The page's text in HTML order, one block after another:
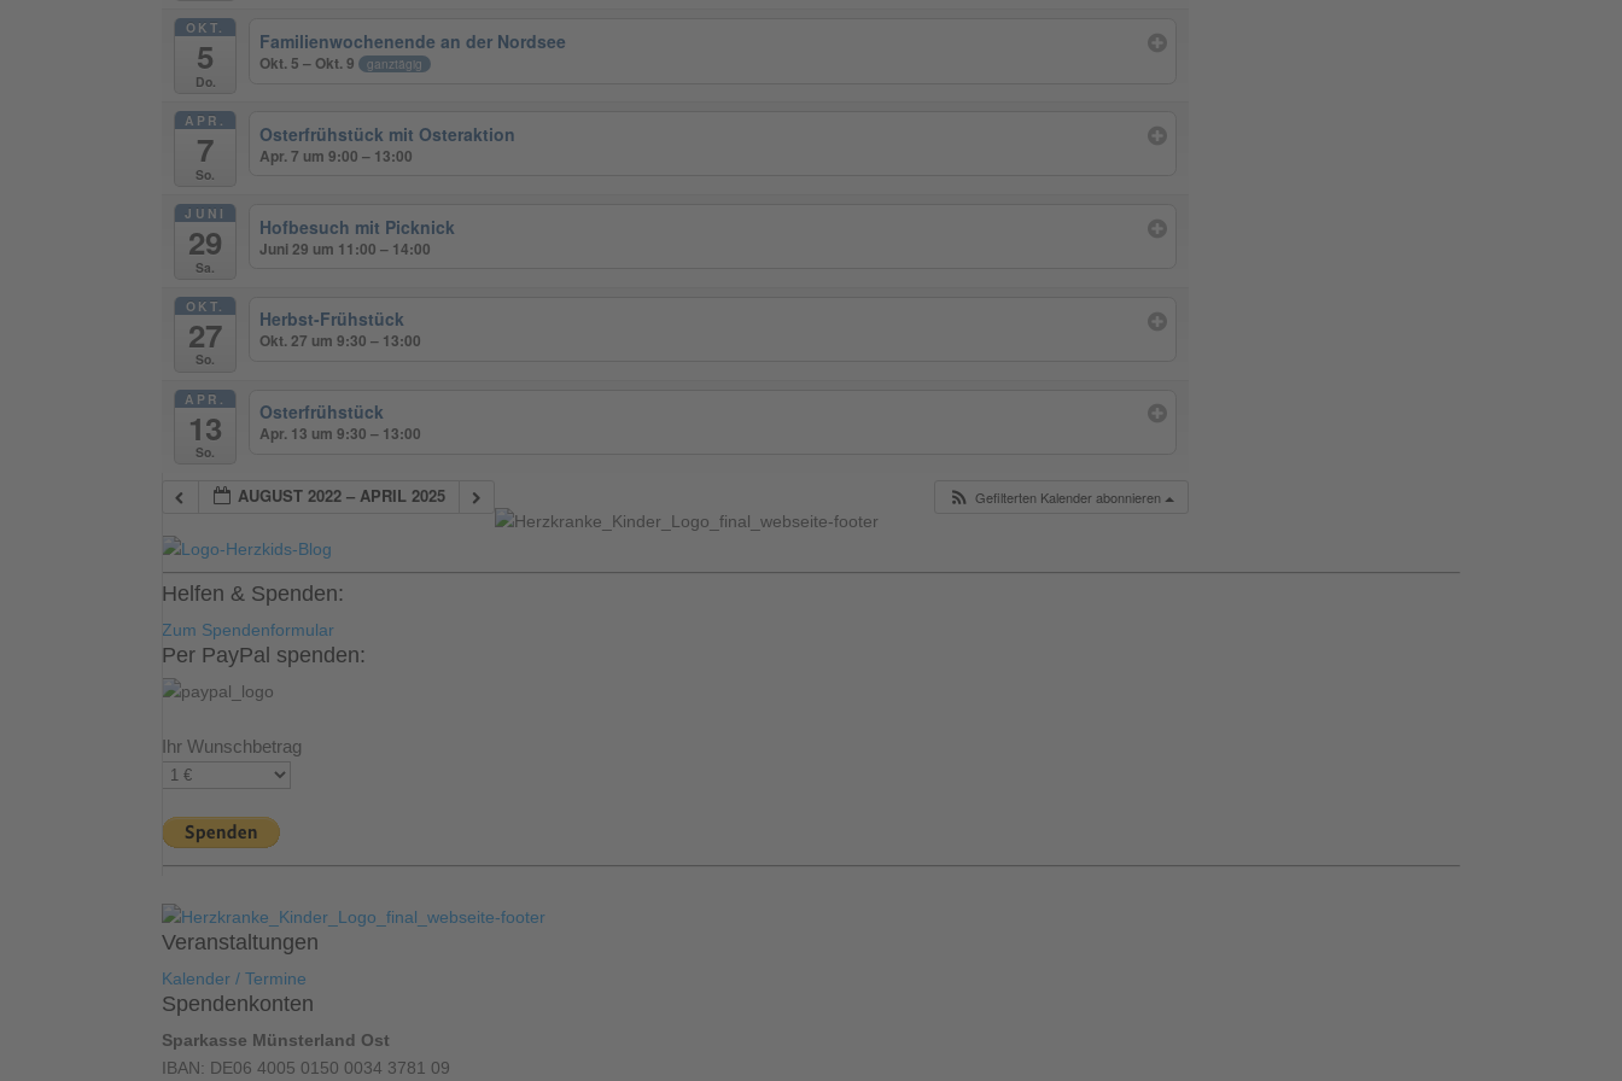
OKT.
5
Do.
Familienwochenende an der Nordsee
Okt. 5 – Okt. 9 ganztägig
APR.
7
So.
Osterfrühstück mit Osteraktion
Apr. 7 um 9:00 – 13:00
JUNI
29
Sa.
Hofbesuch mit Picknick
Juni 29 um 11:00 – 14:00
OKT.
27
So.
Herbst-Frühstück
Okt. 27 um 9:30 – 13:00
APR.
13
So.
Osterfrühstück
Apr. 13 um 9:30 – 13:00
AUGUST 2022 – APRIL 2025 Gefilterten Kalender abonnieren
Helfen & Spenden:
Zum Spendenformular
Per PayPal spenden:
Ihr Wunschbetrag
Veranstaltungen
Kalender / Termine
Spendenkonten
Sparkasse Münsterland Ost
IBAN: DE06 4005 0150 0034 3781 09